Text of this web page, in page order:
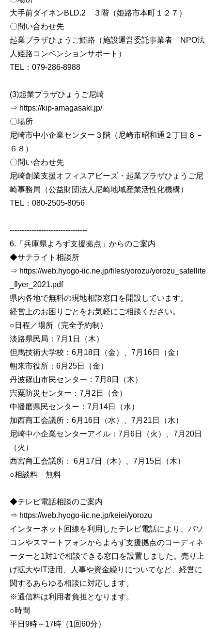
大手前ダイネンBLD.2 ３階（姫路市本町１２７）
〇問い合わせ先
起業プラザひょうご姫路（施設運営委託事業者 NPO法
人姫路コンベンションサポート）
TEL：079-286-8988
(3)起業プラザひょうご尼崎
⇒ https://kip-amagasaki.jp/
〇場所
尼崎市中小企業センター３階（尼崎市昭和通２丁目６－
６８）
〇問い合わせ先
尼崎創業支援オフィスアビーズ・起業プラザひょうご尼
崎事務局（公益財団法人尼崎地域産業活性化機構）
TEL：080-2505-8056
--------------------------------
6.「兵庫県よろず支援拠点」からのご案内
◆サテライト相談所
⇒ https://web.hyogo-iic.ne.jp/files/yorozu/yorozu_satellite
_flyer_2021.pdf
県内各地で無料の現地相談窓口を開設しています。
経営上のお困りごとをお気軽にご相談ください。
○日程／場所（完全予約制）
淡路県民局：7月1日（木）
但馬技術大学校：6月18日（金）、7月16日（金）
朝来市役所：6月25日（金）
丹波篠山市民センター：7月8日（木）
宍粟防災センター：7月2日（金）
中播磨県民センター：7月14日（水）
加西商工会議所：6月16日（水）、7月21日（水）
尼崎中小企業センターアイル：7月6日（火）、7月20日
（火）
西宮商工会議所： 6月17日（木）、7月15日（木）
○相談料 無料
◆テレビ電話相談のご案内
⇒ https://web.hyogo-iic.ne.jp/keiei/yorozu
インターネット回線を利用したテレビ電話により、パソ
コンやスマートフォンからよろず支援拠点のコーディネ
ーターと1対1で相談できる窓口を設置しました。売り上
げ拡大やIT活用、人事や資金繰りについてなど、経営に
関するあらゆる相談に対応します。
※通信料は利用者負担となります。
○時間
平日9時～17時（1回60分）